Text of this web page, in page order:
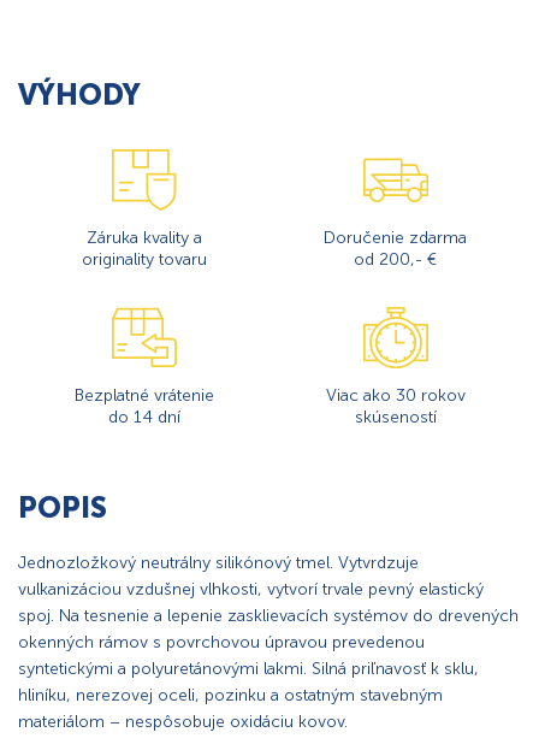
VÝHODY
Záruka kvality a
originality tovaru
Doručenie zdarma
od 200,- €
Bezplatné vrátenie
do 14 dní
Viac ako 30 rokov
skúseností
POPIS
Jednozložkový neutrálny silikónový tmel. Vytvrdzuje
vulkanizáciou vzdušnej vlhkosti, vytvorí trvale pevný elastický
spoj. Na tesnenie a lepenie zasklievacích systémov do drevených
okenných rámov s povrchovou úpravou prevedenou
syntetickými a polyuretánovými lakmi. Silná priľnavosť k sklu,
hliníku, nerezovej oceli, pozinku a ostatným stavebným
materiálom – nespôsobuje oxidáciu kovov.